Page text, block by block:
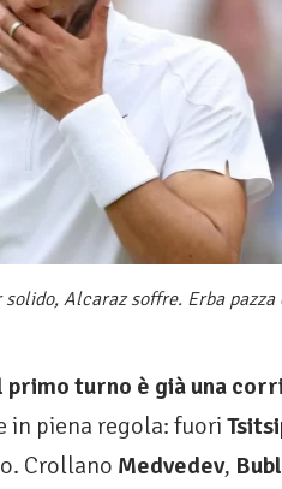
Alcaraz soffre. Erba pazza
turno è già una
in piena regola: fuori
Crollano Medvedev,